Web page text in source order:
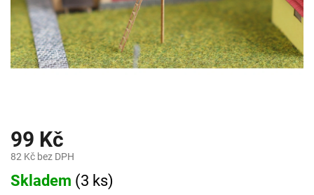
99 Kč
82 Kč bez DPH
Měrná
cena:
Skladem (3 ks)